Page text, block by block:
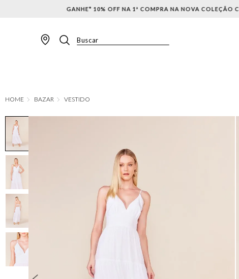
Buscar
SHORT
CALÇA JEANS
COLETE
BAZAR VESTIDO